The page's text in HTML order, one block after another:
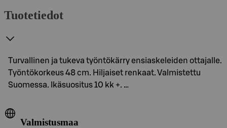
Tuotetiedot
Turvallinen ja tukeva työntökärry ensiaskeleiden ottajalle.
Työntökorkeus 48 cm. Hiljaiset renkaat. Valmistettu
Suomessa. Ikäsuositus 10 kk +. …
Valmistusmaa